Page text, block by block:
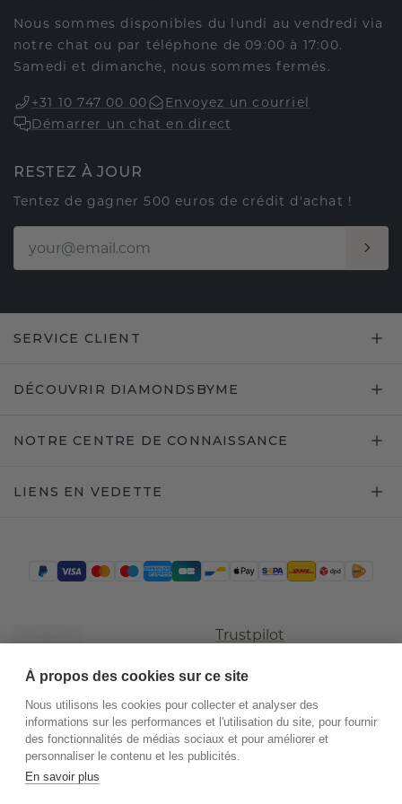
Nous sommes disponibles du lundi au vendredi via
notre chat ou par téléphone de 09:00 à 17:00.
Samedi et dimanche, nous sommes fermés.
+31 10 747 00 00
Envoyez un courriel
Démarrer un chat en direct
RESTEZ À JOUR
Tentez de gagner 500 euros de crédit d'achat !
SERVICE CLIENT
DÉCOUVRIR DIAMONDSBYME
NOTRE CENTRE DE CONNAISSANCE
LIENS EN VEDETTE
Trustpilot
À propos des cookies sur ce site
Nous utilisons les cookies pour collecter et analyser des
informations sur les performances et l'utilisation du site, pour fournir
des fonctionnalités de médias sociaux et pour améliorer et
personnaliser le contenu et les publicités.
En savoir plus